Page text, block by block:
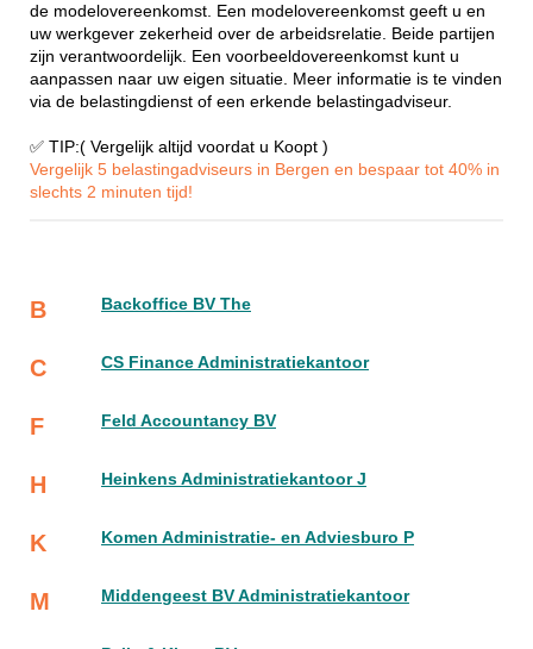
de modelovereenkomst. Een modelovereenkomst geeft u en
uw werkgever zekerheid over de arbeidsrelatie. Beide partijen
zijn verantwoordelijk. Een voorbeeldovereenkomst kunt u
aanpassen naar uw eigen situatie. Meer informatie is te vinden
via de belastingdienst of een erkende belastingadviseur.
✅ TIP:( Vergelijk altijd voordat u Koopt )
Vergelijk 5 belastingadviseurs in Bergen en bespaar tot 40% in
slechts 2 minuten tijd!
B Backoffice BV The
C CS Finance Administratiekantoor
F Feld Accountancy BV
H Heinkens Administratiekantoor J
K Komen Administratie- en Adviesburo P
M Middengeest BV Administratiekantoor